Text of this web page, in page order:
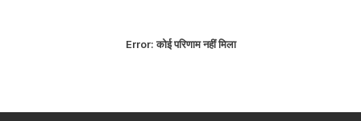
Error:कोई परिणाम नहीं मिला